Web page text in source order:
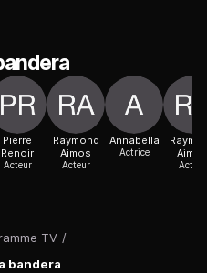
TV /
bandera
Pierre
Renoir
Acteur
Raymond
Aimos
Acteur
Annabella
Actrice
Aimos
Acteur